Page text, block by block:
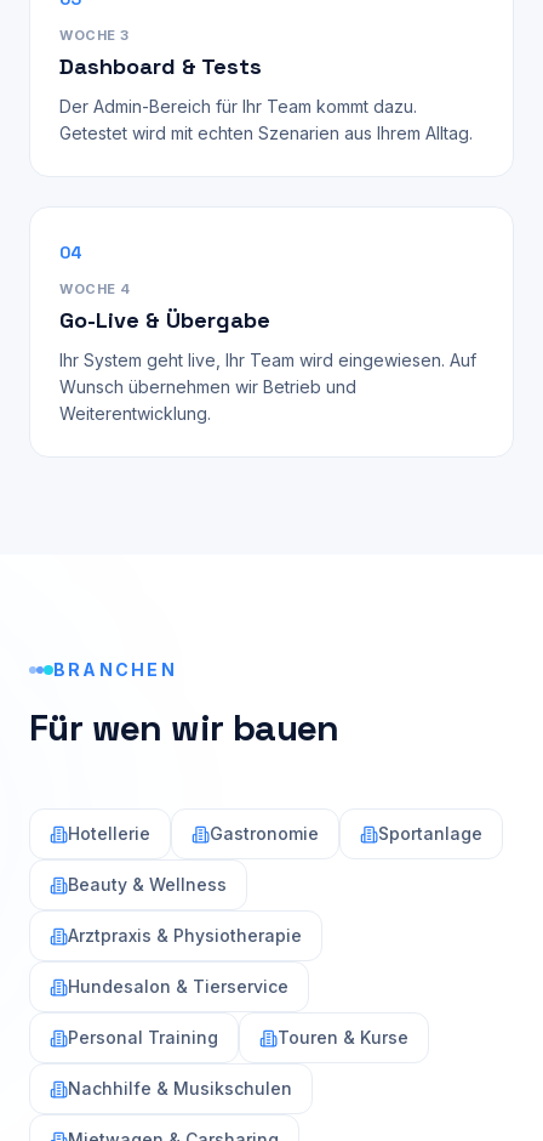
WOCHE 3
Dashboard & Tests
Der Admin-Bereich für Ihr Team kommt dazu.
Getestet wird mit echten Szenarien aus Ihrem Alltag.
04
WOCHE 4
Go-Live & Übergabe
Ihr System geht live, Ihr Team wird eingewiesen. Auf
Wunsch übernehmen wir Betrieb und
Weiterentwicklung.
BRANCHEN
Für wen wir bauen
Hotellerie Gastronomie Sportanlage
Beauty & Wellness
Arztpraxis & Physiotherapie
Hundesalon & Tierservice
Personal Training Touren & Kurse
Nachhilfe & Musikschulen